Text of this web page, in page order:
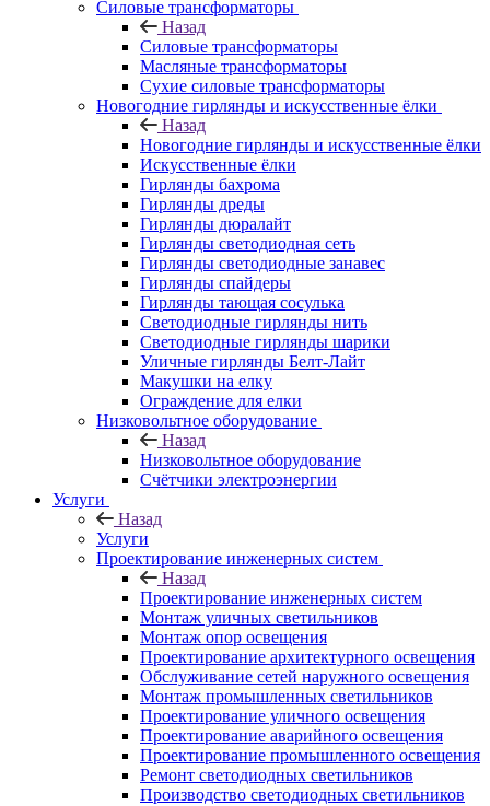
Силовые трансформаторы
Назад
Силовые трансформаторы
Масляные трансформаторы
Сухие силовые трансформаторы
Новогодние гирлянды и искусственные ёлки
Назад
Новогодние гирлянды и искусственные ёлки
Искусственные ёлки
Гирлянды бахрома
Гирлянды дреды
Гирлянды дюралайт
Гирлянды светодиодная сеть
Гирлянды светодиодные занавес
Гирлянды спайдеры
Гирлянды тающая сосулька
Светодиодные гирлянды нить
Светодиодные гирлянды шарики
Уличные гирлянды Белт-Лайт
Макушки на елку
Ограждение для елки
Низковольтное оборудование
Назад
Низковольтное оборудование
Счётчики электроэнергии
Услуги
Назад
Услуги
Проектирование инженерных систем
Назад
Проектирование инженерных систем
Монтаж уличных светильников
Монтаж опор освещения
Проектирование архитектурного освещения
Обслуживание сетей наружного освещения
Монтаж промышленных светильников
Проектирование уличного освещения
Проектирование аварийного освещения
Проектирование промышленного освещения
Ремонт светодиодных светильников
Производство светодиодных светильников